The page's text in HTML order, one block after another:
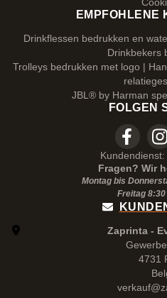
EMPFOHLENE
Drinkflessen bedrukken en
Drinkbekers
Trolleys bedrukken met logo |
JBL® by Harman
FOLGEN
Kundendienst:
Fragen? Wir
Montag bis
Freitag 8:30
Zaprinta -
4731